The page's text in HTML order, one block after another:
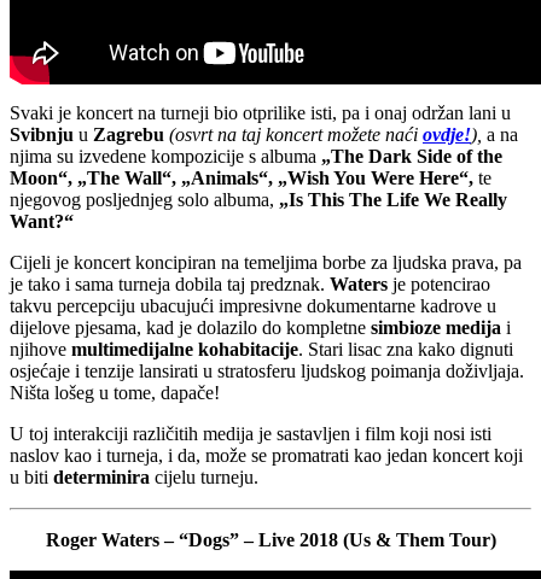
Svaki je koncert na turneji bio otprilike isti, pa i onaj održan lani u
Svibnju u Zagrebu (osvrt na taj koncert možete naći ovdje!), a na
njima su izvedene kompozicije s albuma „The Dark Side of the
Moon“, „The Wall“, „Animals“, „Wish You Were Here“, te
njegovog posljednjeg solo albuma, „Is This The Life We Really
Want?“
Cijeli je koncert koncipiran na temeljima borbe za ljudska prava, pa
je tako i sama turneja dobila taj predznak. Waters je potencirao
takvu percepciju ubacujući impresivne dokumentarne kadrove u
dijelove pjesama, kad je dolazilo do kompletne simbioze medija i
njihove multimedijalne kohabitacije. Stari lisac zna kako dignuti
osjećaje i tenzije lansirati u stratosferu ljudskog poimanja doživljaja.
Ništa lošeg u tome, dapače!
U toj interakciji različitih medija je sastavljen i film koji nosi isti
naslov kao i turneja, i da, može se promatrati kao jedan koncert koji
u biti determinira cijelu turneju.
Roger Waters – “Dogs” – Live 2018 (Us & Them Tour)